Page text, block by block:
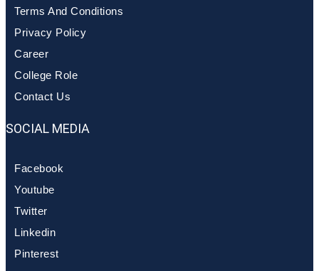
Terms And Conditions
Privacy Policy
Career
College Role
Contact Us
SOCIAL MEDIA
Facebook
Youtube
Twitter
Linkedin
Pinterest